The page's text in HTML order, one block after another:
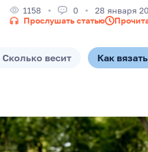
1158 0
28 января
Прослушать статью
Сколько весит Как вязать